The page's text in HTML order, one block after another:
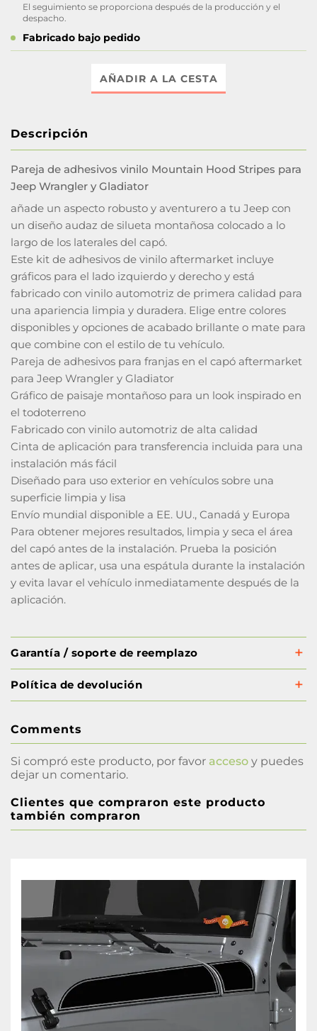
El seguimiento se proporciona después de la producción y el
despacho.
Fabricado bajo pedido
AÑADIR A LA CESTA
Descripción
Pareja de adhesivos vinilo Mountain Hood Stripes para
Jeep Wrangler y Gladiator
añade un aspecto robusto y aventurero a tu Jeep con
un diseño audaz de silueta montañosa colocado a lo
largo de los laterales del capó.
Este kit de adhesivos de vinilo aftermarket incluye
gráficos para el lado izquierdo y derecho y está
fabricado con vinilo automotriz de primera calidad para
una apariencia limpia y duradera. Elige entre colores
disponibles y opciones de acabado brillante o mate para
que combine con el estilo de tu vehículo.
Pareja de adhesivos para franjas en el capó aftermarket
para Jeep Wrangler y Gladiator
Gráfico de paisaje montañoso para un look inspirado en
el todoterreno
Fabricado con vinilo automotriz de alta calidad
Cinta de aplicación para transferencia incluida para una
instalación más fácil
Diseñado para uso exterior en vehículos sobre una
superficie limpia y lisa
Envío mundial disponible a EE. UU., Canadá y Europa
Para obtener mejores resultados, limpia y seca el área
del capó antes de la instalación. Prueba la posición
antes de aplicar, usa una espátula durante la instalación
y evita lavar el vehículo inmediatamente después de la
aplicación.
Garantía / soporte de reemplazo
Política de devolución
Comments
Si compró este producto, por favor acceso y puedes
dejar un comentario.
Clientes que compraron este producto
también compraron